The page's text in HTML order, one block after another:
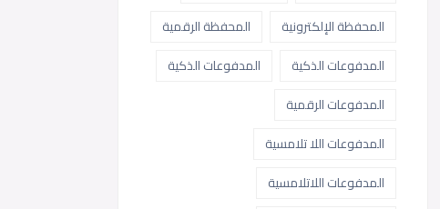
المحفظة الإلكترونية
المحفظة الرقمية
المدفوعات الذكية
المدفوعات الذكية
المدفوعات الرقمية
المدفوعات اللا تلامسية
المدفوعات اللاتلامسية